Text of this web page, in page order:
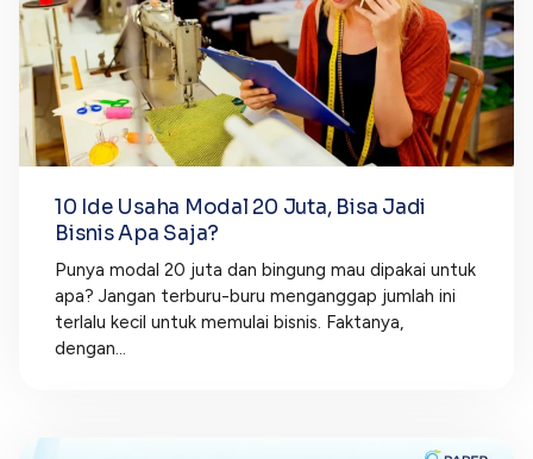
10 Ide Usaha Modal 20 Juta, Bisa Jadi
Bisnis Apa Saja?
Punya modal 20 juta dan bingung mau dipakai untuk
apa? Jangan terburu-buru menganggap jumlah ini
terlalu kecil untuk memulai bisnis. Faktanya,
dengan...